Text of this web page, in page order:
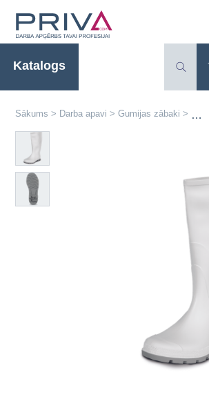
Katalogs
Sākums > Darba apavi > Gumijas zābaki >